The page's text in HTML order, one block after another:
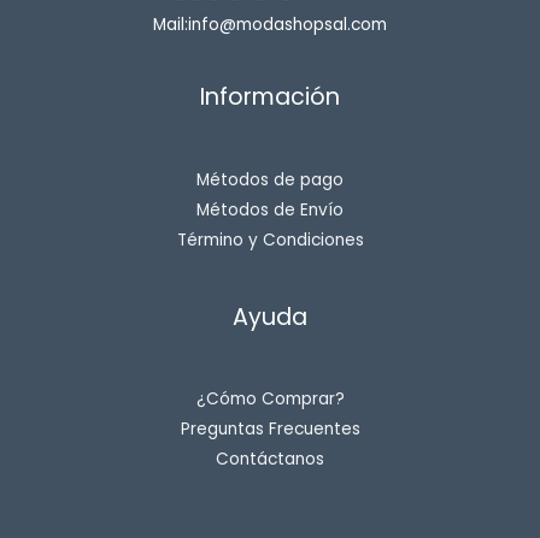
Mail:info@modashopsal.com
Información
Métodos de pago
Métodos de Envío
Término y Condiciones
Ayuda
¿Cómo Comprar?
Preguntas Frecuentes
Contáctanos